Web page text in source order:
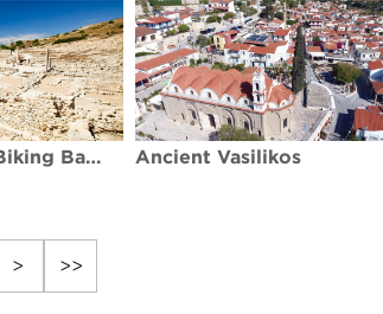
Amathus Mountain Biking Basic Ancient Vasilikos
> >>